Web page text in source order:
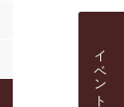
イベント予約